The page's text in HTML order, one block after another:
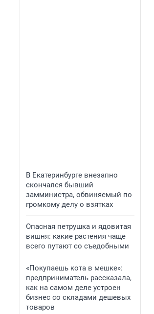
В Екатеринбурге внезапно
скончался бывший
замминистра, обвиняемый по
громкому делу о взятках
Опасная петрушка и ядовитая
вишня: какие растения чаще
всего путают со съедобными
«Покупаешь кота в мешке»:
предприниматель рассказала,
как на самом деле устроен
бизнес со складами дешевых
товаров